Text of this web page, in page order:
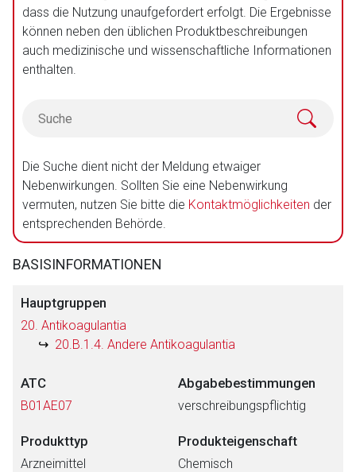
dass die Nutzung unaufgefordert erfolgt. Die Ergebnisse
können neben den üblichen Produktbeschreibungen
auch medizinische und wissenschaftliche Informationen
enthalten.
Die Suche dient nicht der Meldung etwaiger
Nebenwirkungen. Sollten Sie eine Nebenwirkung
vermuten, nutzen Sie bitte die Kontaktmöglichkeiten der
entsprechenden Behörde.
BASISINFORMATIONEN
Hauptgruppen
20. Antikoagulantia
20.B.1.4. Andere Antikoagulantia
ATC
B01AE07
Abgabebestimmungen
verschreibungspflichtig
Produkttyp
Arzneimittel
Produkteigenschaft
Chemisch